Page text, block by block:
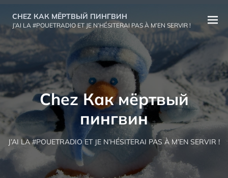
contenu
CHEZ КАК МЁРТВЫЙ ПИНГВИН
J’AI LA #POUETRADIO ET JE N’HÉSITERAI PAS À M’EN SERVIR !
le
Chez Как мёртвый
пингвин
J’AI LA #POUETRADIO ET JE N’HÉSITERAI PAS À M’EN SERVIR !